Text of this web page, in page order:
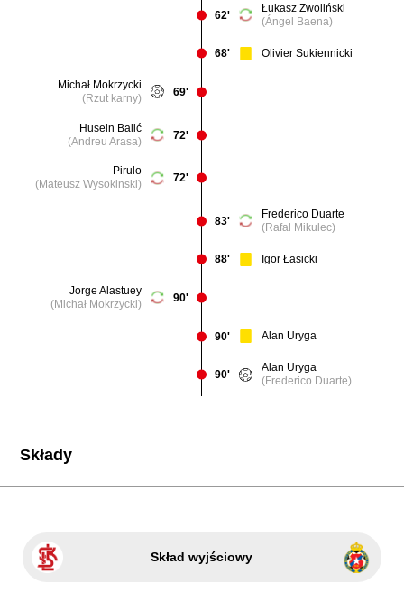
62'
Łukasz Zwoliński
(Ángel Baena)
68' Olivier Sukiennicki
Michał Mokrzycki
(Rzut karny)
69'
Husein Balić
(Andreu Arasa)
72'
Pirulo
(Mateusz Wysokinski)
72'
83'
Frederico Duarte
(Rafał Mikulec)
88' Igor Łasicki
Jorge Alastuey
(Michał Mokrzycki)
90'
90' Alan Uryga
90'
Alan Uryga
(Frederico Duarte)
Składy
Skład wyjściowy